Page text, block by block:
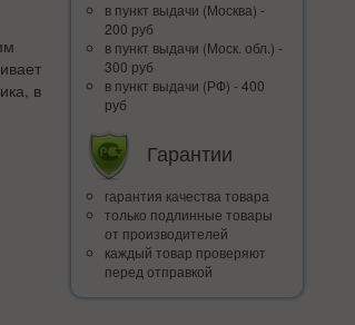
в
в пункт выдачи (Москва) -
200 руб
в пункт выдачи (Моск. обл.) -
300 руб
в пункт выдачи (РФ) - 400
руб
Гарантии
гарантия качества товара
только подлинные товары
от производителей
каждый товар проверяют
перед отправкой